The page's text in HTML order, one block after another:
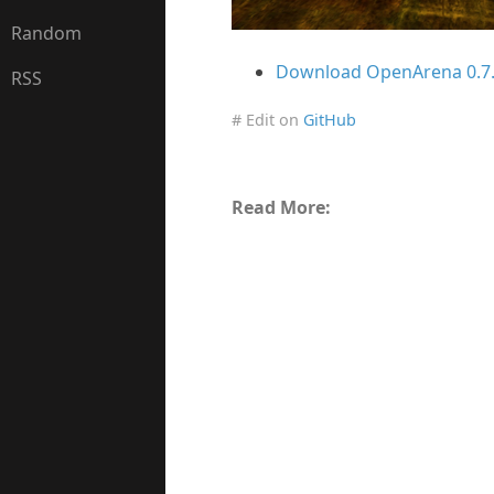
Random
RSS
Download OpenArena
# Edit on GitHub
Read More: